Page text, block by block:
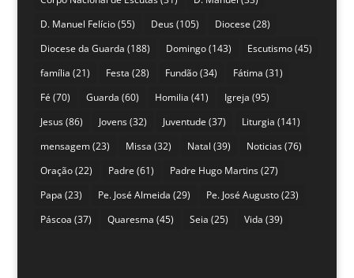
D. Manuel Felício(55) Deus(105) Diocese (28)
Diocese da Guarda (188) Domingo(143) Escutismo(45)
família (21) Festa (28) Fundão(34) Fátima (31)
Fé (70) Guarda (60) Homilia (41) Igreja (95)
Jesus(86) Jovens(32) Juventude (37) Liturgia (141)
mensagem(23) Missa (32) Natal (39) Noticias(76)
Oração(22) Padre (61) Padre Hugo Martins(27)
Papa (23) Pe. José Almeida (29) Pe. José Augusto(23)
Páscoa (37) Quaresma (45) Seia (25) Vida (39)